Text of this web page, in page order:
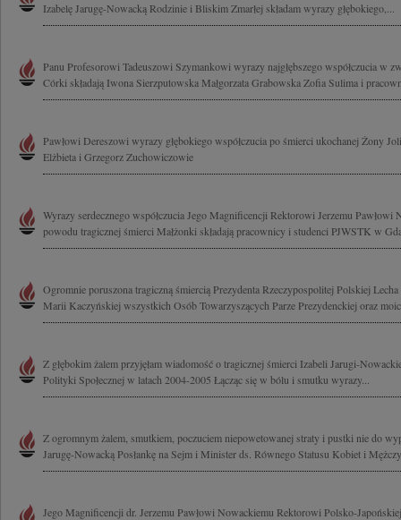
Izabelę Jarugę-Nowacką Rodzinie i Bliskim Zmarłej składam wyrazy głębokiego,...
Panu Profesorowi Tadeuszowi Szymankowi wyrazy najgłębszego współczucia w
Córki składają Iwona Sierzputowska Małgorzata Grabowska Zofia Sulima i
Pawłowi Dereszowi wyrazy głębokiego współczucia po śmierci ukochanej Żony
Elżbieta i Grzegorz Zuchowiczowie
Wyrazy serdecznego współczucia Jego Magnificencji Rektorowi Jerzemu Pawłowi
powodu tragicznej śmierci Małżonki składają pracownicy i studenci PJWSTK w
Ogromnie poruszona tragiczną śmiercią Prezydenta Rzeczypospolitej Polskiej
Marii Kaczyńskiej wszystkich Osób Towarzyszących Parze Prezydenckiej oraz
Z głębokim żalem przyjęłam wiadomość o tragicznej śmierci Izabeli Jarugi-
Polityki Społecznej w latach 2004-2005 Łącząc się w bólu i smutku wyrazy...
Z ogromnym żalem, smutkiem, poczuciem niepowetowanej straty i pustki nie do
Jarugę-Nowacką Posłankę na Sejm i Minister ds. Równego Statusu Kobiet i
Jego Magnificencji dr. Jerzemu Pawłowi Nowackiemu Rektorowi Polsko-